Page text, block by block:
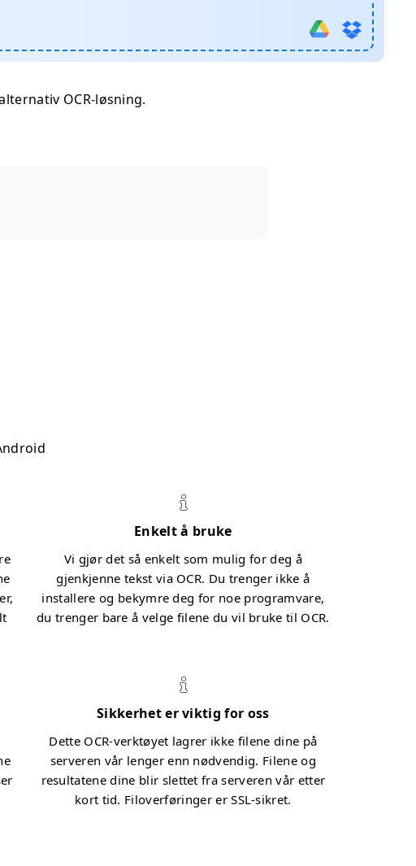
OCR-løsning.
Enkelt å bruke
Vi gjør det så enkelt som mulig for deg å
gjenkjenne tekst via OCR. Du trenger ikke å
installere og bekymre deg for noe programvare,
du trenger bare å velge filene du vil bruke til OCR.
Sikkerhet er viktig for oss
Dette OCR-verktøyet lagrer ikke filene dine på
serveren vår lenger enn nødvendig. Filene og
resultatene dine blir slettet fra serveren vår etter
kort tid. Filoverføringer er SSL-sikret.